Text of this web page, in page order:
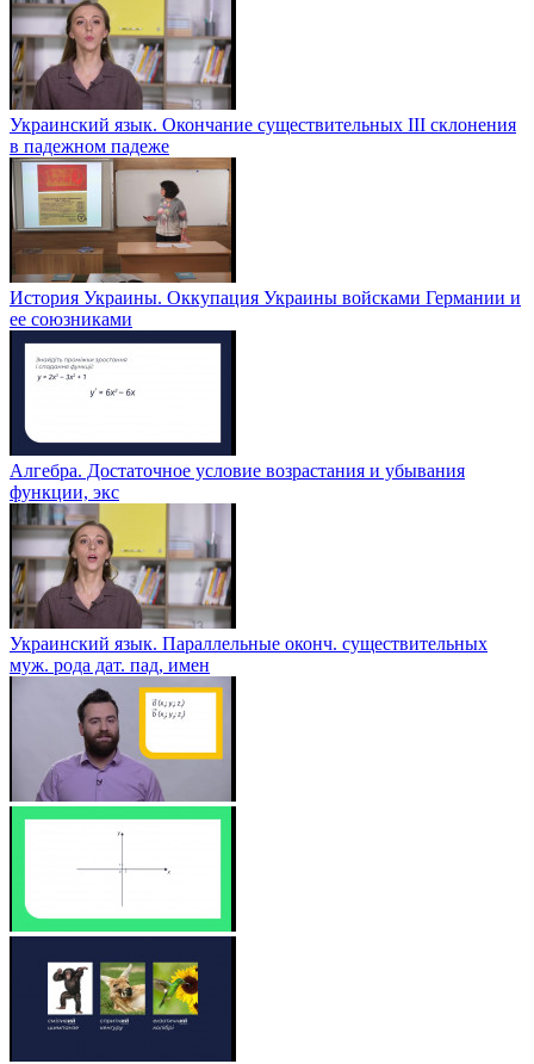
Украинский язык. Окончание существительных ІІІ склонения
в падежном падеже
История Украины. Оккупация Украины войсками Германии и
ее союзниками
Алгебра. Достаточное условие возрастания и убывания
функции, экс
Украинский язык. Параллельные оконч. существительных
муж. рода дат. пад, имен